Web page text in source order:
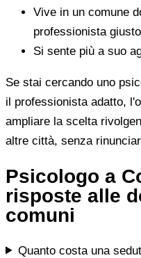
Vive in un comune
professionista giusto
Si sente più a suo
Se stai cercando uno
il professionista adatto,
ampliare la scelta
altre città, senza
Psicologo a
risposte alle
comuni
Quanto costa una